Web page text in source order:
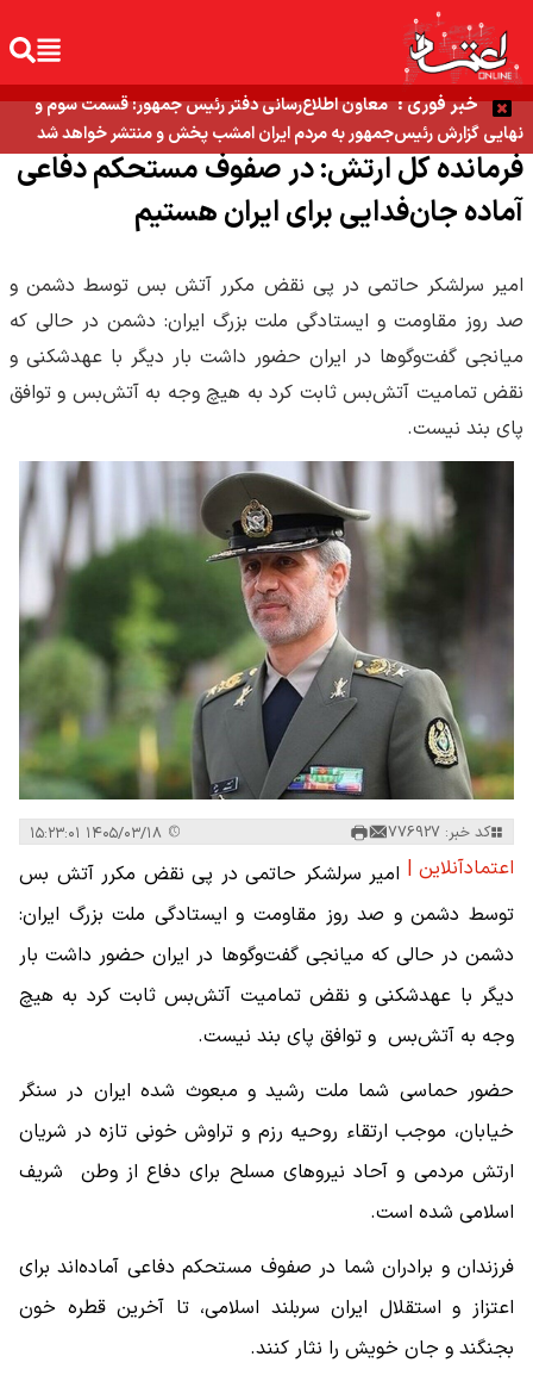
خبر فوری : معاون اطلاع‌رسانی دفتر رئیس جمهور: قسمت سوم و
نهایی گزارش رئیس‌جمهور به مردم ایران امشب پخش و منتشر خواهد شد
فرمانده کل ارتش: در صفوف مستحکم دفاعی
آماده جان‌فدایی برای ایران هستیم
امیر سرلشکر حاتمی در پی نقض مکرر آتش بس توسط دشمن و
صد روز مقاومت و ایستادگی ملت بزرگ ایران: دشمن در حالی که
میانجی گفت‌و‌گوها در ایران حضور داشت بار دیگر با عهدشکنی و
نقض تمامیت آتش‌بس ثابت کرد به هیچ وجه به آتش‌بس و توافق
پای بند نیست.
کد خبر: 776927
اعتمادآنلاین | امیر سرلشکر حاتمی در پی نقض مکرر آتش بس
توسط دشمن و صد روز مقاومت و ایستادگی ملت بزرگ ایران:
دشمن در حالی که میانجی گفت‌و‌گوها در ایران حضور داشت بار
دیگر با عهدشکنی و نقض تمامیت آتش‌بس ثابت کرد به هیچ
وجه به آتش‌بس و توافق پای بند نیست.
حضور حماسی شما ملت رشید و مبعوث شده ایران در سنگر
خیابان، موجب ارتقاء روحیه رزم و تراوش خونی تازه در شریان
ارتش مردمی و آحاد نیروهای مسلح برای دفاع از وطن شریف
اسلامی شده است.
فرزندان و برادران شما در صفوف مستحکم دفاعی آماده‌اند برای
اعتزاز و استقلال ایران سربلند اسلامی، تا آخرین قطره خون
بجنگند و جان خویش را نثار کنند.